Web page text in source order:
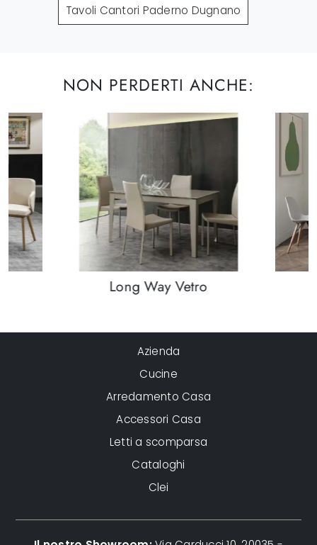
Tavoli Cantori Paderno Dugnano
NON PERDERTI ANCHE:
Long Way Vetro
Azienda
Cucine
Arredamento Casa
Accessori Casa
Letti a scomparsa
Cataloghi
Clei